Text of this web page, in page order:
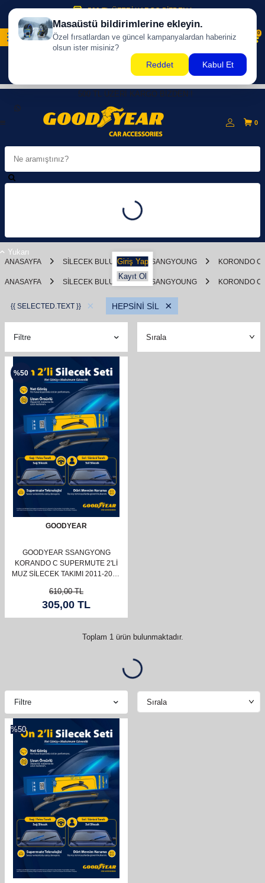
500 TL ÜZERİ KARGO BİZDEN !
0
500 TL ÜZERİ KARGO BİZDEN !
Giriş Yap
Kayıt Ol
0
Yukarı
ANASAYFA SILECEK BULUCU SSANGYOUNG KORONDO C
ANASAYFA SILECEK BULUCU SSANGYOUNG KORONDO C
{{ SELECTED.TEXT }} × HEPSİNİ SİL ×
Filtre
%50
GOODYEAR
GOODYEAR SSANGYONG
KORANDO C SUPERMUTE 2'LI
MUZ SILECEK TAKIMI 2011-2022
610,00TL
305,00 TL
Toplam 1 ürün bulunmaktadır.
Filtre
%50